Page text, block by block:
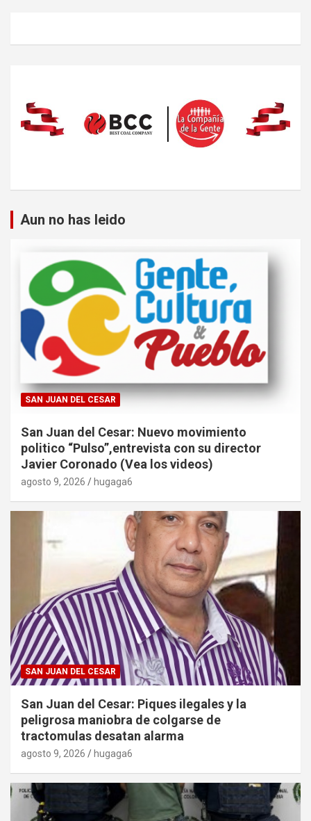
Aun no has leido
SAN JUAN DEL CESAR
San Juan del Cesar: Nuevo movimiento
politico “Pulso”,entrevista con su director
Javier Coronado (Vea los videos)
agosto 9, 2026 hugaga6
SAN JUAN DEL CESAR
San Juan del Cesar: Piques ilegales y la
peligrosa maniobra de colgarse de
tractomulas desatan alarma
agosto 9, 2026 hugaga6